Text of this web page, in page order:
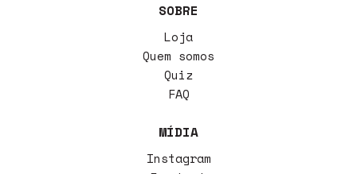
SOBRE
Loja
Quem somos
Quiz
FAQ
MÍDIA
Instagram